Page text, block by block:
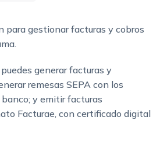
para gestionar facturas y cobros
generar facturas y
remesas SEPA con los
y emitir facturas
Facturae, con certificado digital